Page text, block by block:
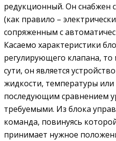
редукционный. Он снабжен
(как правило –
сопряженным с
Касаемо характеристики
регулирующего клапана,
сути, он является
жидкости, температуры или
последующим сравнением
требуемыми. Из блока
команда, повинуясь
принимает нужное